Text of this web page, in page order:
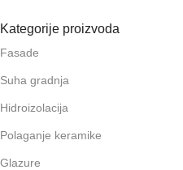
Kategorije proizvoda
Fasade
Suha gradnja
Hidroizolacija
Polaganje keramike
Glazure